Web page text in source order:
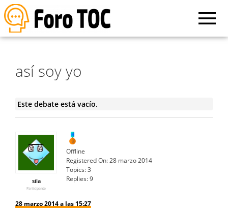
así soy yo
Este debate está vacío.
sila
Participante
Offline
Registered On:28 marzo 2014
Topics:3
Replies:9
28 marzo 2014 a las 15:27